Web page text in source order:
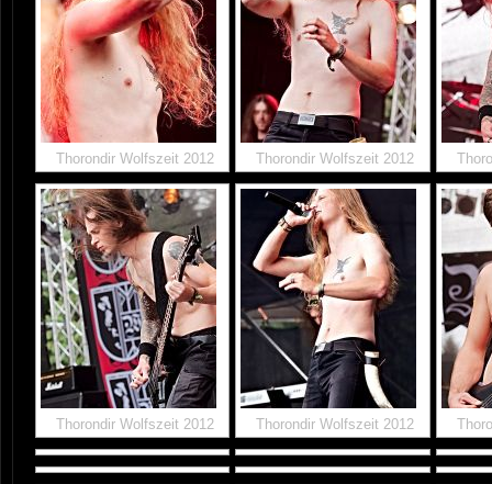
Thorondir Wolfszeit 2012 Thorondir Wolfszeit 2012
Thorondir Wolfszeit 2012 Thorondir Wolfszeit 2012